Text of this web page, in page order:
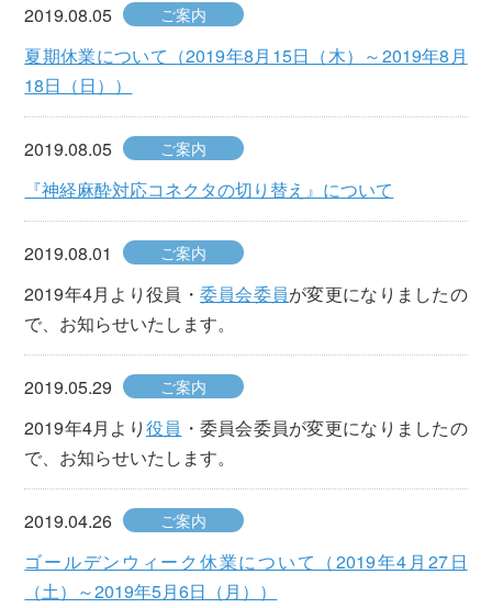
2019.08.05 ご案内
夏期休業について（2019年8月15日（木）～2019年8月
18日（日））
2019.08.05 ご案内
『神経麻酔対応コネクタの切り替え』について
2019.08.01 ご案内
2019年4月より役員・ 委員会委員が変更になりましたの
で、お知らせいたします。
2019.05.29 ご案内
2019年4月より役員 ・委員会委員が変更になりましたの
で、お知らせいたします。
2019.04.26 ご案内
ゴールデンウィーク休業について（2019年4月27日
（土）～2019年5月6日（月））